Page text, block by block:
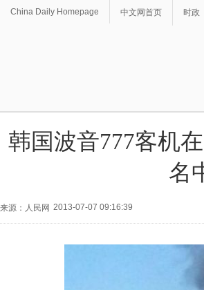
China Daily Homepage 中文网首页 时政
韩国波音777客机
名
来源：人民网 2013-07-07 09:16:39